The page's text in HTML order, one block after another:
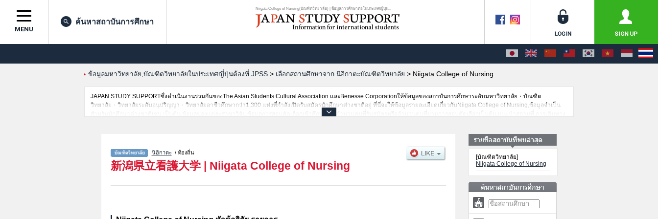
Niigata College of Nursing(บัณฑิตวิทยาลัย) | ข้อมูลการศึกษาต่อในประเทศญี่ปุ่น...
MENU
ค้นหาสถาบันการศึกษา
ข้อมูลมหาวิทยาลัย,บัณฑิตวิทยาลัยในประเทศญี่ปุ่นต้องที่ JPSS > เลือกสถานศึกษาจาก นิอิกาตะบัณฑิตวิทยาลัย > Niigata College of Nursing
JAPAN STUDY SUPPORTซึ่งดำเนินงานร่วมกันของThe Asian Students Cultural Association และBenesse Corporationให้ข้อมูลของสถาบันการศึกษาระดับมหาวิทยาลัย・บัณฑิต
วิทยาลัย・วิทยาลัยระดับอนุปริญญา・วิทยาลัยอาชีวศึกษากว่า1,300 แห่งที่กำลังเปิดรับสมัครนักศึกษาต่างชาติอยู่ ที่นี่จะให้ข้อมูลรายละเอียดเกี่ยวกับNiigata College of Nursing,ข้อมูลจำเป็น
สำหรับนักศึกษาต่างชาติเช่น เป็นต้น,ข้อมูลของแต่ละสาขาวิจัย,ข้อมูลการสอบคัดเลือกเข้าศึกษาเช่นจำนวนคนที่รับสมัครหรือจำนวนคนที่ผ่านการสอบคัดเลือกเป็นต้น,แนะนำสถานที่,การเดินทาง
นิอิกาตะ / ท้องถิ่น
新潟県立看護大学 | Niigata College of Nursing
[บัณฑิตวิทยาลัย]
Niigata College of Nursing